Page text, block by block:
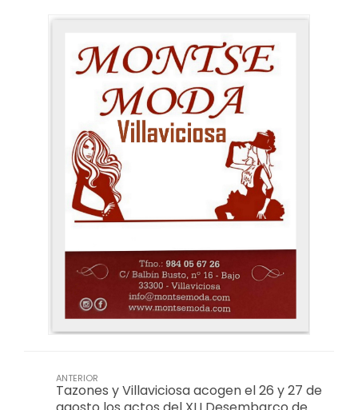
ANTERIOR
Tazones y Villaviciosa acogen el 26 y 27 de